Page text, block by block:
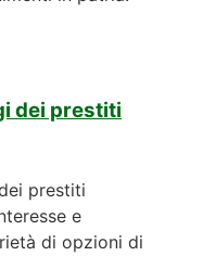
dei prestiti
prestiti
e
di opzioni di